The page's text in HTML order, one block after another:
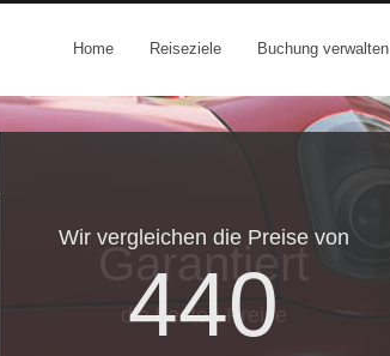
Home Reiseziele Buchung verwalten
Wir vergleichen die Preise von
440
Garantiert
die besten Preise